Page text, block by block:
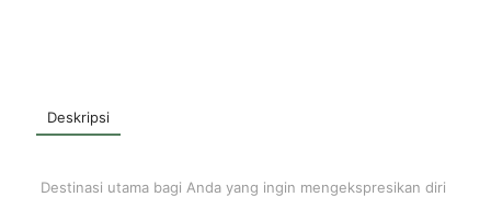
Deskripsi
Destinasi utama bagi Anda yang ingin mengekspresikan diri